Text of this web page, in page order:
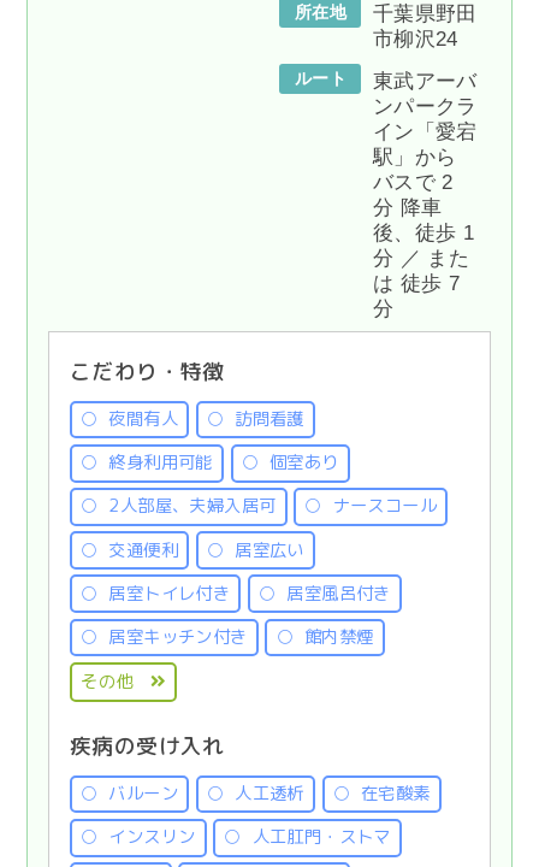
所在地
千葉県野田
市柳沢24
ルート
東武アーバ
ンパークラ
イン「愛宕
駅」から
バスで 2
分 降車
後、徒歩 1
分 ／ また
は 徒歩 7
分
こだわり・特徴
夜間有人
訪問看護
終身利用可能
個室あり
2人部屋、夫婦入居可
ナースコール
交通便利
居室広い
居室トイレ付き
居室風呂付き
居室キッチン付き
館内禁煙
その他
疾病の受け入れ
バルーン 人工透析
在宅酸素
インスリン
人工肛門・ストマ